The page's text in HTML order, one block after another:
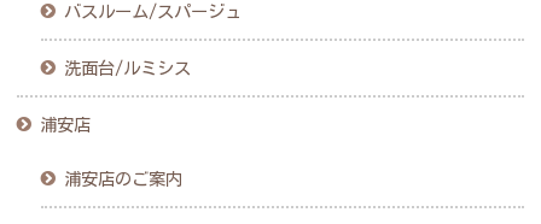
バスルーム/スパージュ
洗面台/ルミシス
浦安店
浦安店のご案内